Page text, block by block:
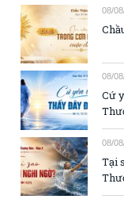
08/
08/
Cứ
08/
Tại